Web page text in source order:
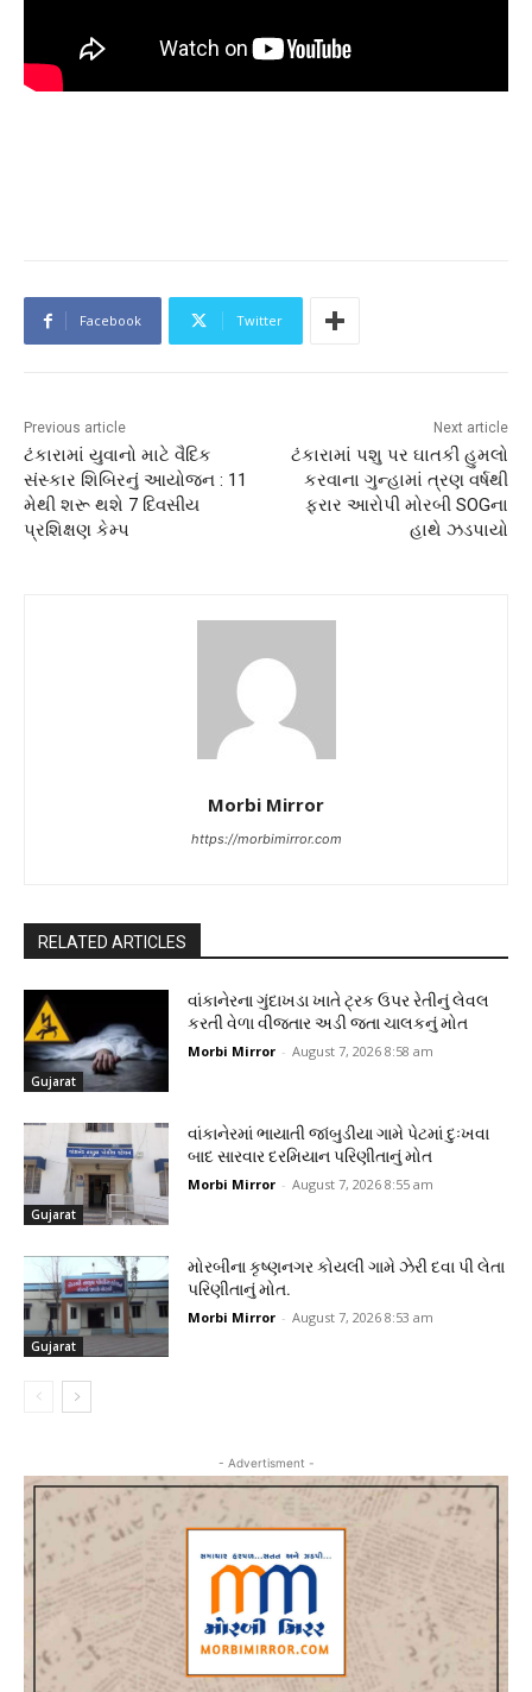
Facebook Twitter
Previous article
ટંકારામાં યુવાનો માટે વૈદિક
સંસ્કાર શિબિરનું આયોજન : 11
મેથી શરૂ થશે 7 દિવસીય
પ્રશિક્ષણ કેમ્પ
Next article
ટંકારામાં પશુ પર ઘાતકી હુમલો
કરવાના ગુન્હામાં ત્રણ વર્ષથી
ફરાર આરોપી મોરબી SOGના
હાથે ઝડપાયો
Morbi Mirror
https://morbimirror.com
RELATED ARTICLES
Gujarat
વાંકાનેરના ગુંદાખડા ખાતે ટ્રક ઉપર રેતીનું લેવલ
કરતી વેળા વીજતાર અડી જતા ચાલકનું મોત
Morbi Mirror - August 7, 2026 8:58 am
Gujarat
વાંકાનેરમાં ભાયાતી જાંબુડીયા ગામે પેટમાં દુઃખવા
બાદ સારવાર દરમિયાન પરિણીતાનું મોત
Morbi Mirror - August 7, 2026 8:55 am
Gujarat
મોરબીના કૃષ્ણનગર કોયલી ગામે ઝેરી દવા પી લેતા
પરિણીતાનું મોત.
Morbi Mirror - August 7, 2026 8:53 am
- Advertisment -